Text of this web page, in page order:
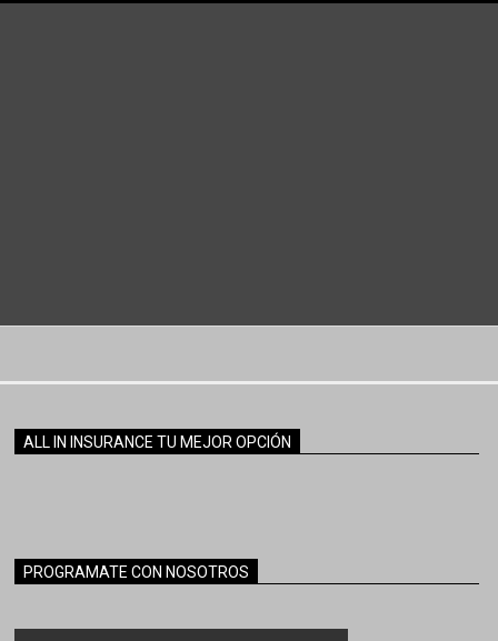
ALL IN INSURANCE TU MEJOR OPCIÓN
PROGRAMATE CON NOSOTROS